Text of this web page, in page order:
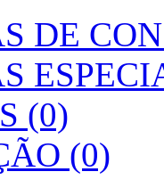
DE
(0)
(0)